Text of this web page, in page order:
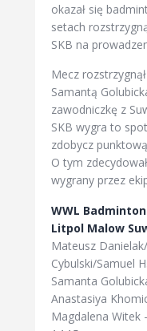
okazał się
setach
SKB na
Mecz
Samantą
zawodniczkę z
SKB wygra to
zdobycz
O tym
wygrany przez
WWL
Litpol Malow
Mateusz
Cybulski/Samuel
Samanta
Anastasiya
Magdalena Witek